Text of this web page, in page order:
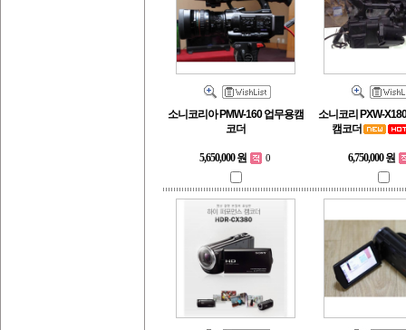
소니코리아 PMW-160 업무용캠
코더
5,650,000 원 0
소니코리 PXW-
캠코더
6,750,000 원